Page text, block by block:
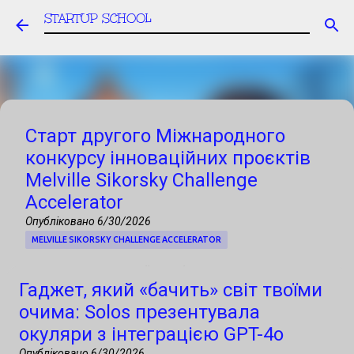
Перейти до основного вмісту
STARTUP SCHOOL
Старт другого Міжнародного
конкурсу інноваційних проєктів
Melville Sikorsky Challenge
Accelerator
Опубліковано 6/30/2026
MELVILLE SIKORSKY CHALLENGE ACCELERATOR
команди, університети та технологічні
компанії до участі в Міжнародному
конкурсі інноваційних проєктів, фінал
Гаджет, який «бачить» світ твоїми
очима: Solos презентувала
окуляри з інтеграцією GPT-4o